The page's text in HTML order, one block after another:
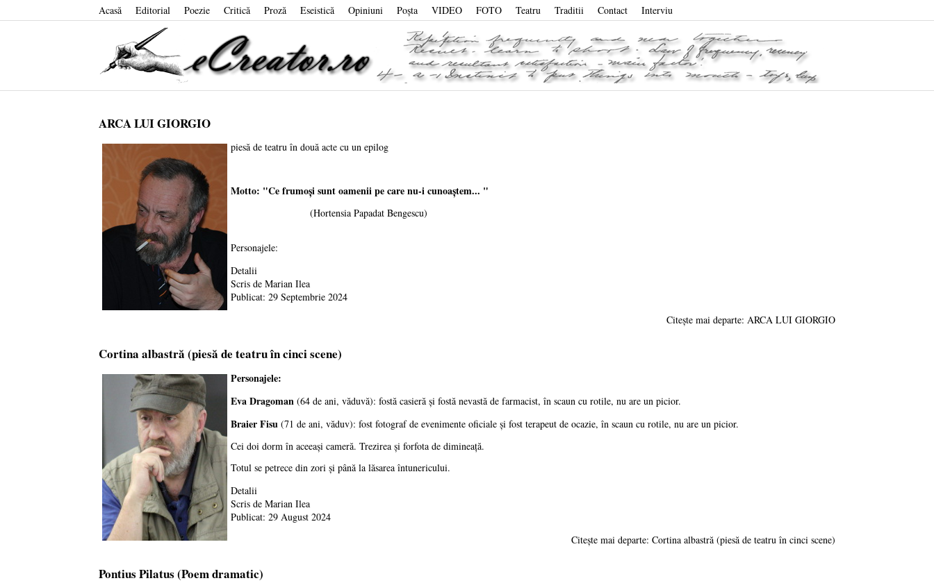
Acasă Editorial Poezie Critică Proză Eseistică Opiniuni Poşta VIDEO FOTO Teatru Traditii Contact Interviu
ARCA LUI GIORGIO
piesă de teatru în două acte cu un epilog
Motto: "Ce frumoşi sunt oamenii pe care nu-i cunoaştem... "
(Hortensia Papadat Bengescu)
Personajele:
Detalii
Scris de Marian Ilea
Publicat: 29 Septembrie 2024
Citește mai departe: ARCA LUI GIORGIO
Cortina albastră (piesă de teatru în cinci scene)
Personajele:
Eva Dragoman (64 de ani, văduvă): fostă casieră şi fostă nevastă de farmacist, în scaun cu rotile, nu are un picior.
Braier Fisu (71 de ani, văduv): fost fotograf de evenimente oficiale şi fost terapeut de ocazie, în scaun cu rotile, nu are un picior.
Cei doi dorm în aceeaşi cameră. Trezirea şi forfota de dimineaţă.
Totul se petrece din zori şi până la lăsarea întunericului.
Detalii
Scris de Marian Ilea
Publicat: 29 August 2024
Citește mai departe: Cortina albastră (piesă de teatru în cinci scene)
Pontius Pilatus (Poem dramatic)